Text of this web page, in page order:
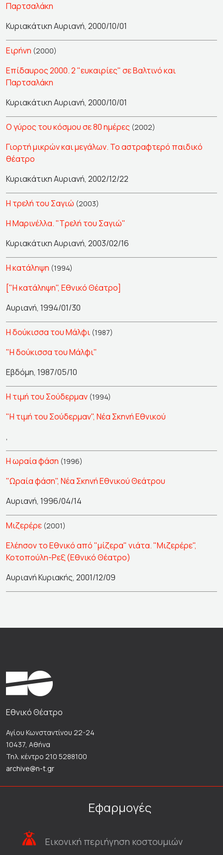
Παρτσαλάκη
Κυριακάτικη Αυριανή, 2000/10/01
Ειρήνη (2000)
Επίδαυρος 2000. 2 "ευκαιρίες" σε Βαλτινό και
Παρτσαλάκη
Κυριακάτικη Αυριανή, 2000/10/01
Ο γύρος του κόσμου σε 80 ημέρες (2002)
Γιορτή μικρών και μεγάλων. Το αστραφτερό παιδικό
θέατρο
Κυριακάτικη Αυριανή, 2002/12/22
Η τρελή του Σαγιώ (2003)
Η Μαρινέλλα. "Τρελή του Σαγιώ"
Κυριακάτικη Αυριανή, 2003/02/16
Η κατάληψη (1994)
["Η κατάληψη", Εθνικό Θέατρο]
Αυριανή, 1994/01/30
Η δούκισσα του Μάλφι (1987)
"Η δούκισσα του Μάλφι"
Εβδόμη, 1987/05/10
Η τιμή του Σούδερμαν (1994)
"Η τιμή του Σούδερμαν", Νέα Σκηνή Εθνικού
,
Η ωραία φάση (1996)
"Ωραία φάση", Νέα Σκηνή Εθνικού Θεάτρου
Αυριανή, 1996/04/14
Μιζερέρε (2001)
Ελέησον το Εθνικό από "μίζερα" νιάτα. "Μιζερέρε",
Κοτοπούλη-Ρεξ (Εθνικό Θέατρο)
Αυριανή Κυριακής, 2001/12/09
Εθνικό Θέατρο
Αγίου Κωνσταντίνου 22-24
10437, Αθήνα
Τηλ. κέντρο 210 5288100
archive@n-t.gr
Εφαρμογές
Εικονική περιήγηση κοστουμιών